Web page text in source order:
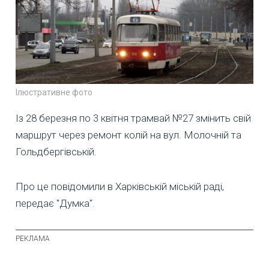
Ілюстративне фото
Із 28 березня по 3 квітня трамвай №27 змінить свій
маршрут через ремонт колій на вул. Молочній та
Гольдбергівській.
Про це повідомили в Харківській міській раді,
передає "Думка".